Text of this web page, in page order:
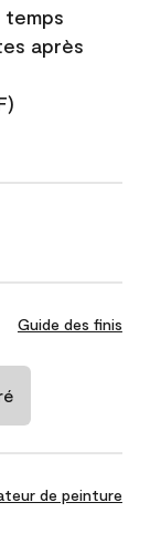
après
Guide des finis
de peinture